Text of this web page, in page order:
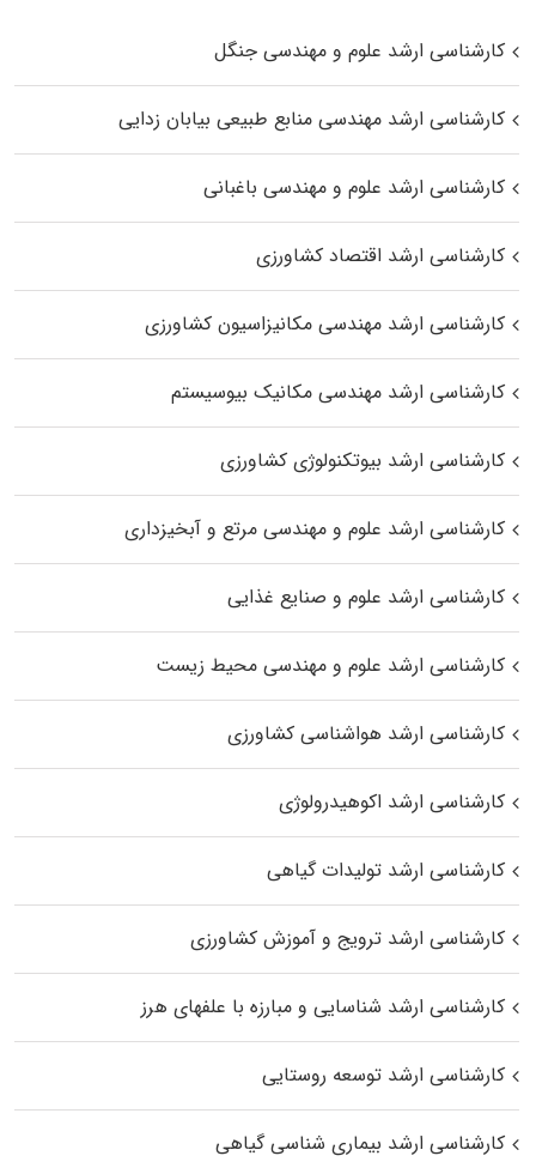
کارشناسی ارشد علوم و مهندسی جنگل
کارشناسی ارشد مهندسی منابع طبیعی بیابان زدایی
کارشناسی ارشد علوم و مهندسی باغبانی
کارشناسی ارشد اقتصاد کشاورزی
کارشناسی ارشد مهندسی مکانیزاسیون کشاورزی
کارشناسی ارشد مهندسی مکانیک بیوسیستم
کارشناسی ارشد بیوتکنولوژی کشاورزی
کارشناسی ارشد علوم و مهندسی مرتع و آبخیزداری
کارشناسی ارشد علوم و صنایع غذایی
کارشناسی ارشد علوم و مهندسی محیط زیست
کارشناسی ارشد هواشناسی کشاورزی
کارشناسی ارشد اکوهیدرولوژی
کارشناسی ارشد تولیدات گیاهی
کارشناسی ارشد ترویج و آموزش کشاورزی
کارشناسی ارشد شناسایی و مبارزه با علفهای هرز
کارشناسی ارشد توسعه روستایی
کارشناسی ارشد بیماری‌ شناسی گیاهی